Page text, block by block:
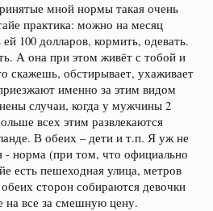
мной нормы такая очень
практика: можно на месяц
100 долларов, кормить, одевать.
А она при этом живёт с тобой и
скажешь, обстирывает, ухаживает
именно за этим видом
случаи, когда у мужчины 2
всех этим развлекаются
В обеих – дети и т.п. Я уж не
- норма (при том, что официально
есть пешеходная улица, метров
сторон собираются девочки
на все за смешную цену.